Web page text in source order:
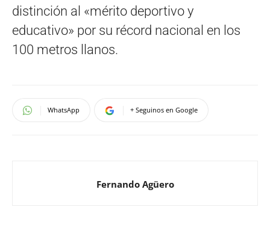
distinción al «mérito deportivo y
educativo» por su récord nacional en los
100 metros llanos.
WhatsApp + Seguinos en Google
Fernando Agüero